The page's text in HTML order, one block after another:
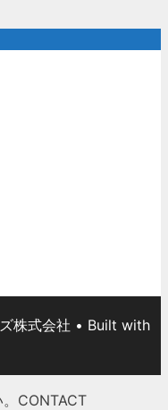
株式会社 • Built with
CONTACT